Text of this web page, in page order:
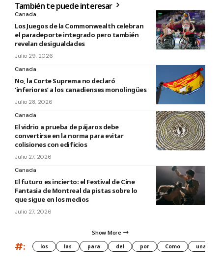
También te puede interesar
Canada
Los Juegos de la Commonwealth celebran
el paradeporte integrado pero también
revelan desigualdades
Julio 29, 2026
Canada
No, la Corte Suprema no declaró
‘inferiores’ a los canadienses monolingües
Julio 28, 2026
Canada
El vidrio a prueba de pájaros debe
convertirse en la norma para evitar
colisiones con edificios
Julio 27, 2026
Canada
El futuro es incierto: el Festival de Cine
Fantasia de Montreal da pistas sobre lo
que sigue en los medios
Julio 27, 2026
Show More
#: los las para del por Como una